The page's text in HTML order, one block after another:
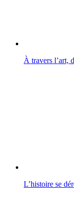
À travers l’art,
L’histoire se